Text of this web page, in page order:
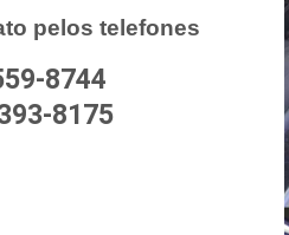
pelos telefones
8744
8175